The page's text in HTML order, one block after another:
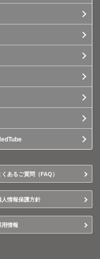
くあるご質問（FAQ）
人情報保護方針
用情報